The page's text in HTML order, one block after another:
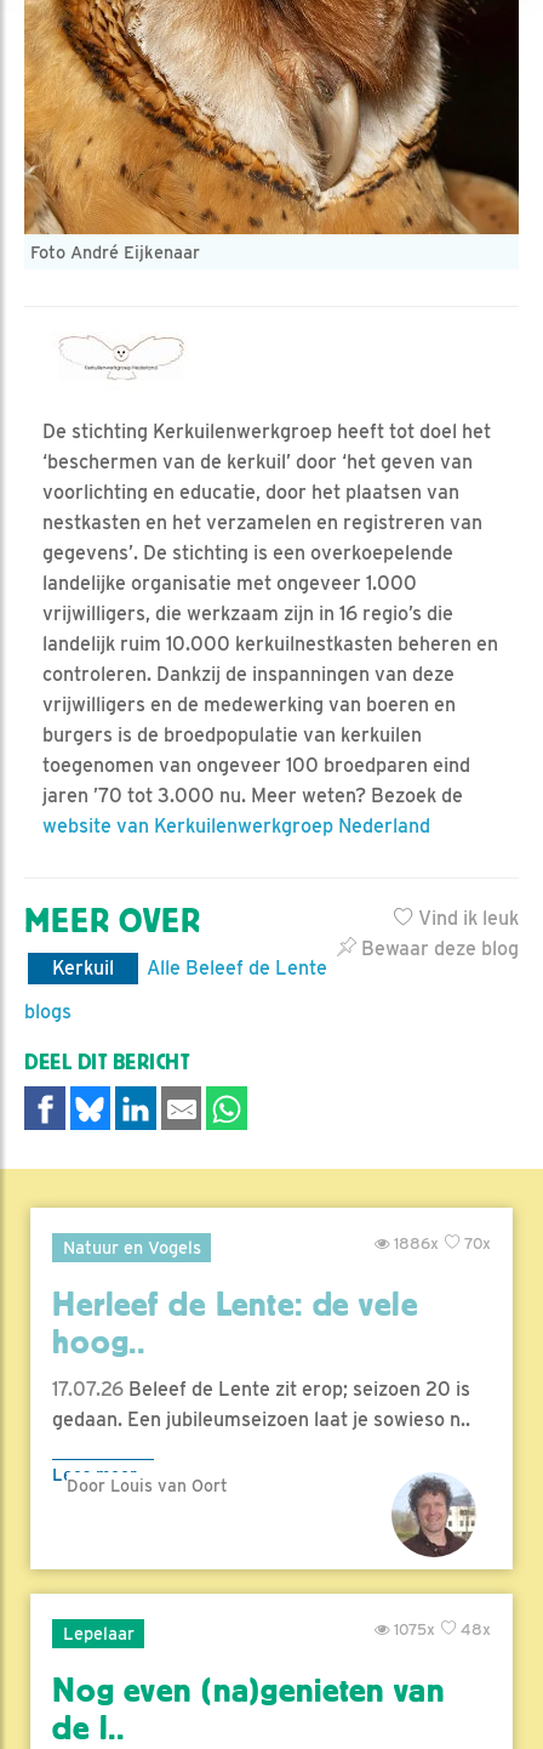
Foto André Eijkenaar
De stichting Kerkuilenwerkgroep heeft tot doel het
‘beschermen van de kerkuil’ door ‘het geven van
voorlichting en educatie, door het plaatsen van
nestkasten en het verzamelen en registreren van
gegevens’. De stichting is een overkoepelende
landelijke organisatie met ongeveer 1.000
vrijwilligers, die werkzaam zijn in 16 regio’s die
landelijk ruim 10.000 kerkuilnestkasten beheren en
controleren. Dankzij de inspanningen van deze
vrijwilligers en de medewerking van boeren en
burgers is de broedpopulatie van kerkuilen
toegenomen van ongeveer 100 broedparen eind
jaren ’70 tot 3.000 nu. Meer weten? Bezoek de
website van Kerkuilenwerkgroep Nederland
Vind ik leuk
Bewaar deze blog
MEER OVER
Kerkuil
Alle Beleef de Lente
blogs
DEEL DIT BERICHT
Natuur en Vogels 70x
1886x
Herleef de Lente: de vele
hoog..
17.07.26 Beleef de Lente zit erop; seizoen 20 is
gedaan. Een jubileumseizoen laat je sowieso n..
Lees meer
Door Louis van Oort
Lepelaar 48x
1075x
Nog even (na)genieten van
de l..